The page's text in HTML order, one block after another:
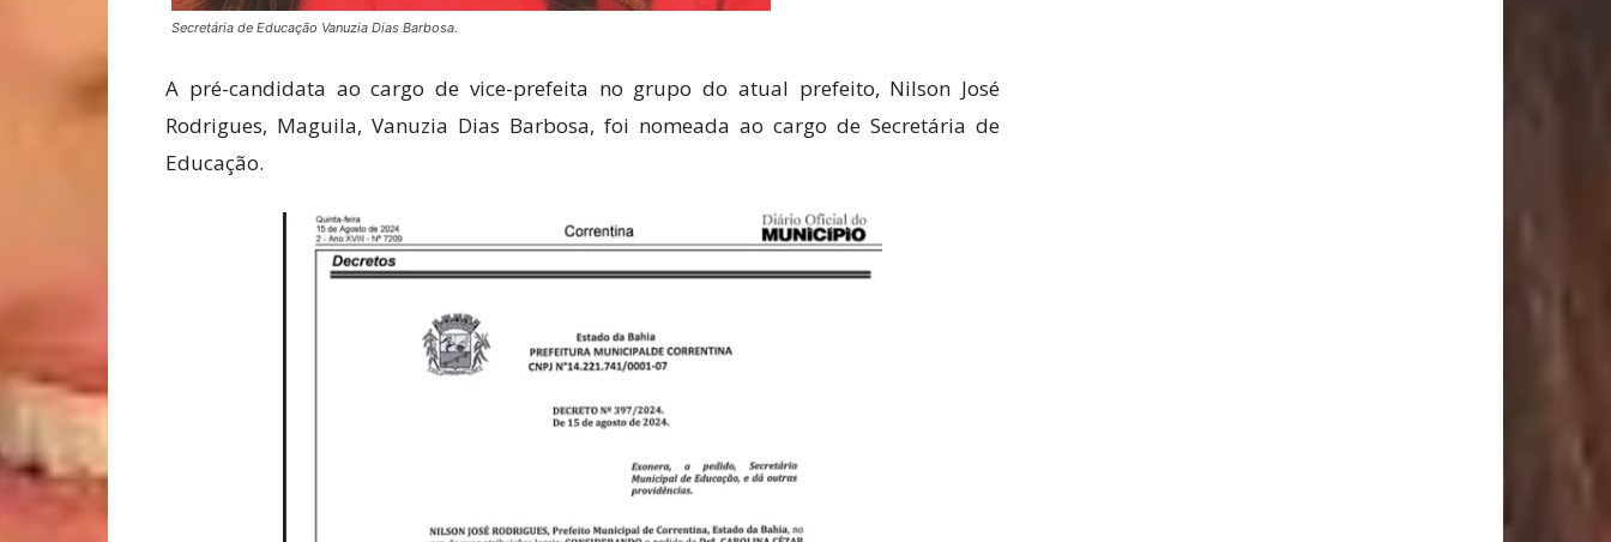
Secretária de Educação Vanuzia Dias Barbosa.
A pré-candidata ao cargo de vice-prefeita no grupo do atual prefeito, Nilson José
Rodrigues, Maguila, Vanuzia Dias Barbosa, foi nomeada ao cargo de Secretária de
Educação.